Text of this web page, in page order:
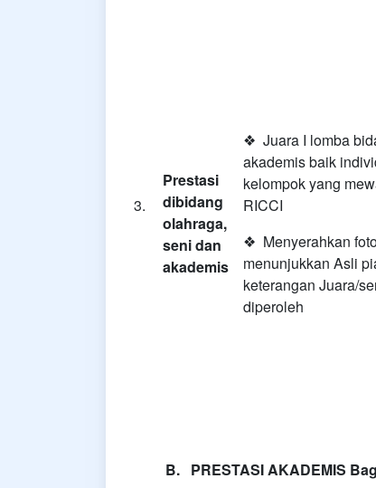
3.
Prestasi
dibidang
olahraga,
seni dan
akademis
❖ Juara I lomba
akademis baik
kelompok yang
RICCI
❖ Menyerahkan
menunjukkan Asli
keterangan Juara/
diperoleh
B. PRESTASI AKADEMIS